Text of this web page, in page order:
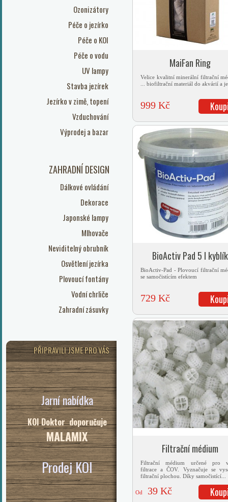
Ozonizátory
Péče o jezírko
Péče o KOI
Péče o vodu
UV lampy
Stavba jezírek
Jezírko v zimě, topení
Vzduchování
Výprodej a bazar
ZAHRADNÍ DESIGN
Dálkové ovládání
Dekorace
Japonské lampy
Mlhovače
Neviditelný obrubník
Osvětlení jezírka
Plovoucí fontány
Vodní chrliče
Zahradní zásuvky
PŘIPRAVILI JSME PRO VÁS
Jarní nabídka
KOI Doktor doporučuje
MALAMIX
Prodej KOI
MaiFan Ring
Velice kvalitní minerální filtrační
... biofiltrační materiál do akvárií a
999 Kč
BioActiv Pad 5 l kyblík
BioActiv-Pad - Plovoucí filtrační
se samočistícím efektem
729 Kč
Filtrační médium
Filtrační médium určené pro
filtrace a ČOV. Vyznačuje se
filtrační plochou. Díky samočistící...
Od 39 Kč